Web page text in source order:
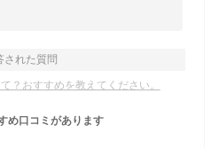
された質問
？おすすめを教えてください。
め口コミがあります